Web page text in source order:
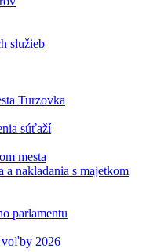
služieb
Turzovka
súťaží
mesta
a nakladania s majetkom
parlamentu
voľby 2026